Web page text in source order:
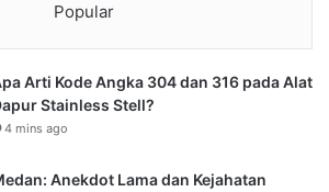
Popular
Arti Kode Angka 304 dan 316 pada Alat
Stainless Stell?
4 mins ago
Anekdot Lama dan Kejahatan